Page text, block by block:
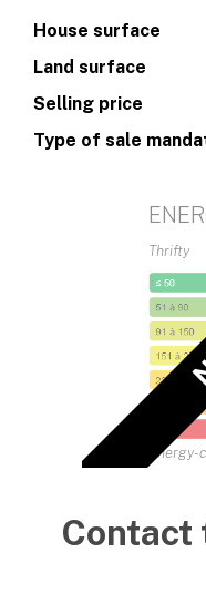
House surface
Land surface
Selling price
Type of sale
Thrifty
Contact